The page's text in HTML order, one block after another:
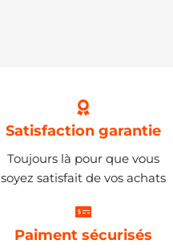
Satisfaction garantie
Toujours là pour que vous
soyez satisfait de vos achats
Paiment sécurisés